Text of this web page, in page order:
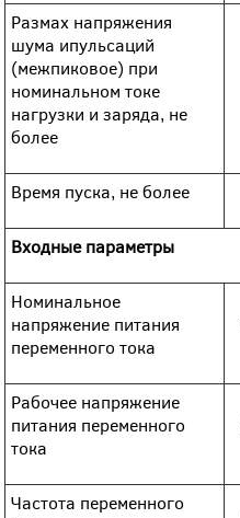
Размах напряжения
шума ипульсаций
(межпиковое) при
номинальном токе
нагрузки и заряда, не
более
Время пуска, не более
Входные параметры
Номинальное
напряжение питания
переменного тока
Рабочее напряжение
питания переменного
тока
Частота переменного